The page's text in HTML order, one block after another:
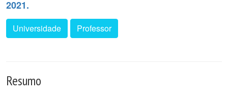
2021.
Universidade Professor
Resumo